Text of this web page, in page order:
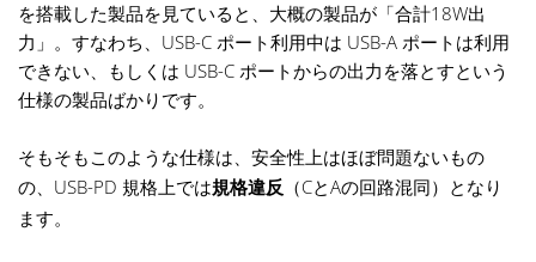
を搭載した製品を見ていると、大概の製品が「合計18W出
力」。すなわち、USB-C ポート利用中は USB-A ポートは利用
できない、もしくは USB-C ポートからの出力を落とすという
仕様の製品ばかりです。
そもそもこのような仕様は、安全性上はほぼ問題ないもの
の、USB-PD 規格上では規格違反 （CとAの回路混同）となり
ます。